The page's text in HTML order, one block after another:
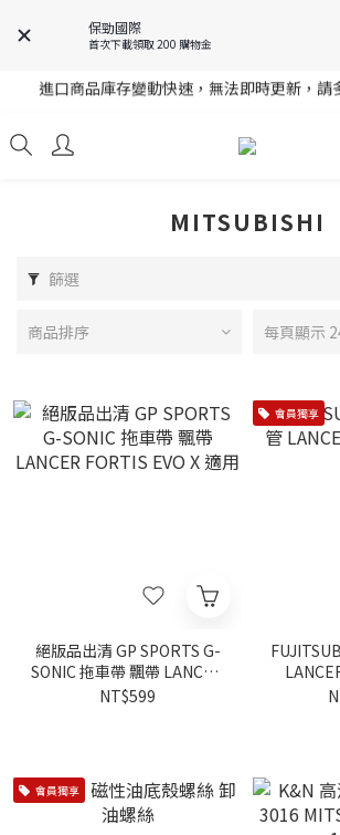
保勁國際
首次下載領取 200 購物金
註冊就送購物金，歡迎加入享更
註冊就送購物金，歡迎加入享更
MITSUBISHI
篩選
商品排序 每頁顯示
絕版品出清 GP SPORTS G-
SONIC 拖車帶 飄帶 LANCER
FORTIS EVO X 適用
NT$599
會員獨享
會員獨享